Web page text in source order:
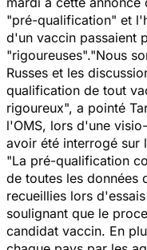
"pré-qualification" et
d'un vaccin passaient
"rigoureuses"."Nous
Russes et les
qualification de tout
rigoureux", a pointé
l'OMS, lors d'une
avoir été interrogé sur
"La pré-qualification
de toutes les données
recueillies lors
soulignant que le
candidat vaccin. En